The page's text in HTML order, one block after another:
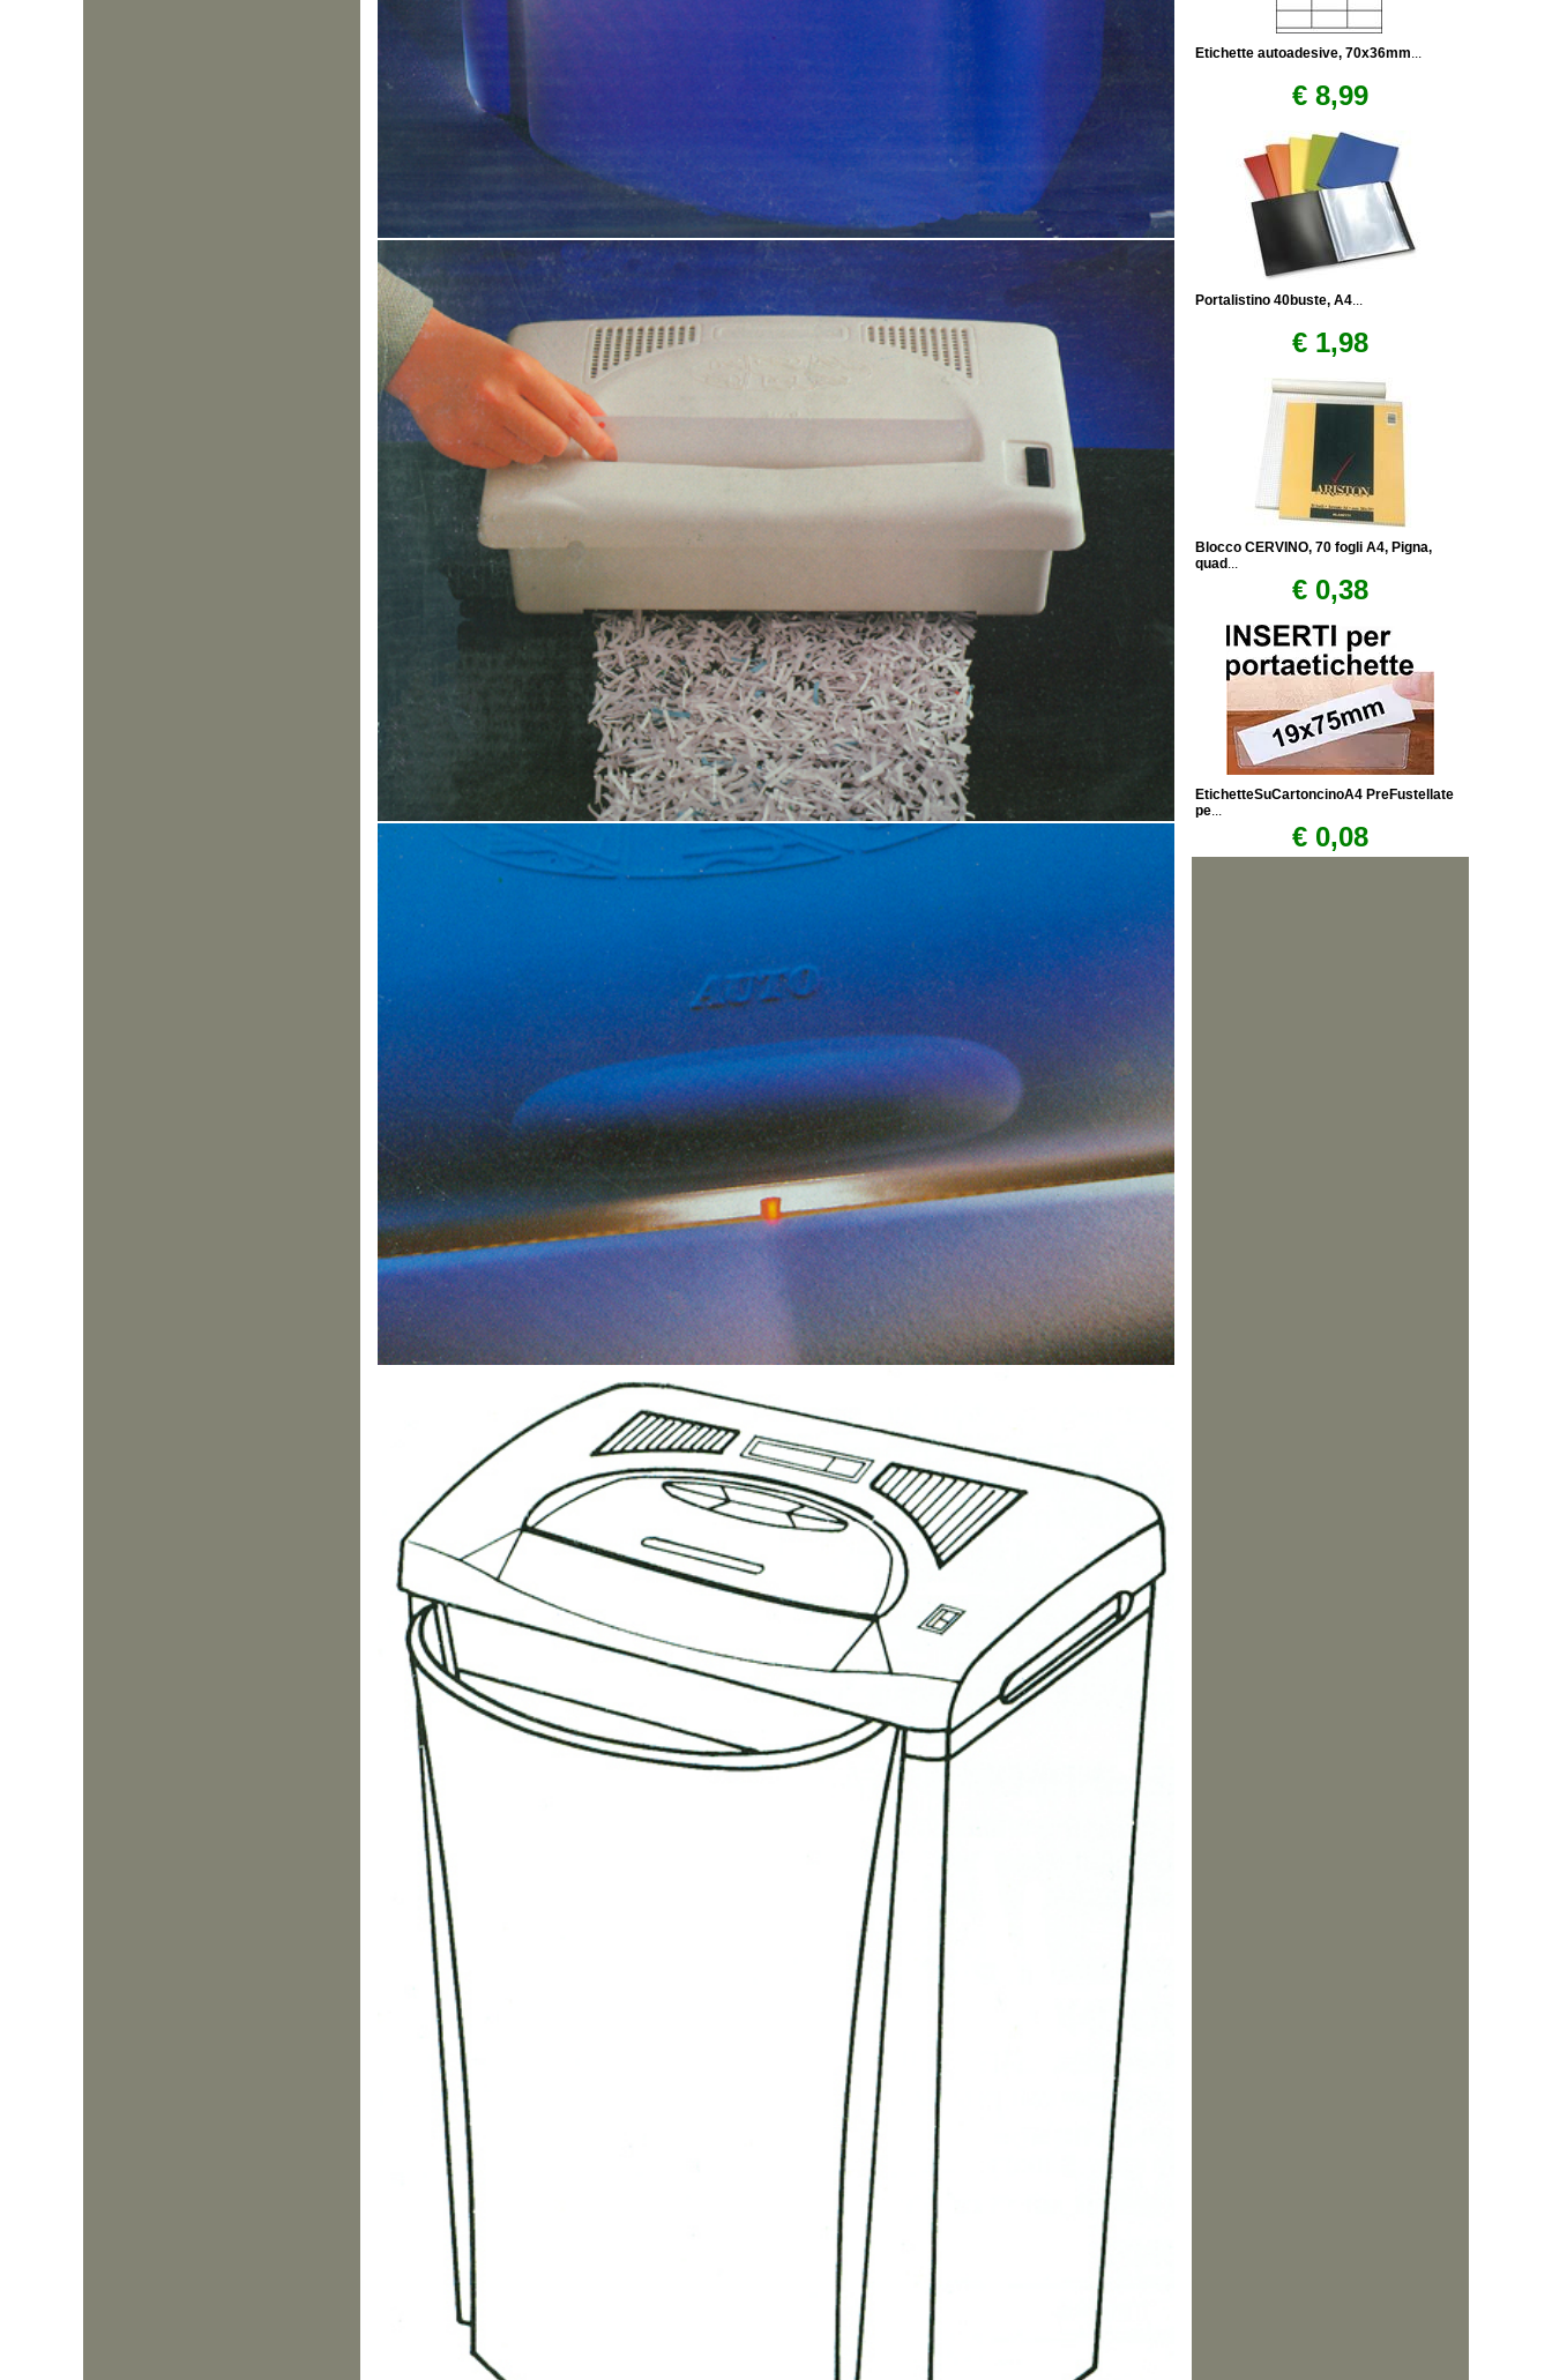
Etichette autoadesive, 70x36mm...
€ 8,99
Portalistino 40buste, A4...
€ 1,98
Blocco CERVINO, 70 fogli A4, Pigna,
quad ...
€ 0,38
EtichetteSuCartoncinoA4 PreFustellate
pe...
€ 0,08